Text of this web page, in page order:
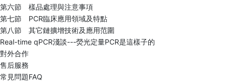
第六節 樣品處理與注意事項
第七節 PCR臨床應用領域及特點
第八節 其它鏈擴增技術及應用范圍
Real-time qPCR淺談---熒光定量PCR是這樣子的
對外合作
售后服務
常見問題FAQ